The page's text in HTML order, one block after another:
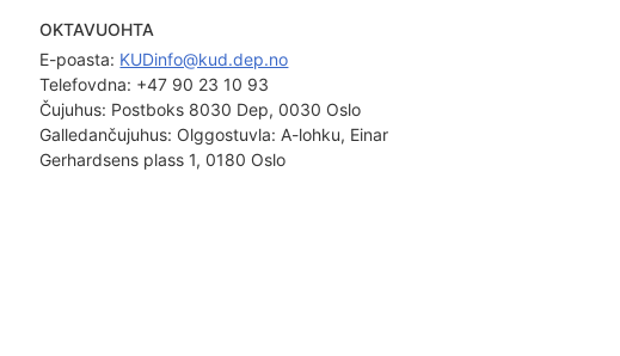
OKTAVUOHTA
E-poasta: KUDinfo@kud.dep.no
Telefovdna: +47 90 23 10 93
Čujuhus: Postboks 8030 Dep, 0030 Oslo
Galledančujuhus: Olggostuvla: A-lohku, Einar
Gerhardsens plass 1, 0180 Oslo